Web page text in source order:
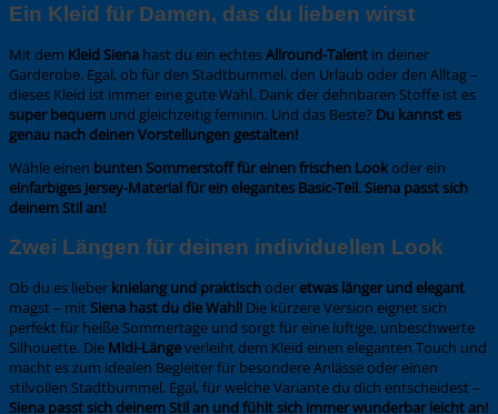
Ein Kleid für Damen, das du lieben wirst
Mit dem Kleid Siena hast du ein echtesAllround-Talent in deiner
Garderobe. Egal, ob für den Stadtbummel, den Urlaub oder den Alltag –
dieses Kleid ist immer eine gute Wahl. Dank der dehnbaren Stoffe ist es
super bequem und gleichzeitig feminin. Und das Beste? Du kannst es
genau nach deinen Vorstellungen gestalten!
Wähle einen bunten Sommerstoff für einen frischen Lookoder ein
einfarbiges Jersey-Material für ein elegantes Basic-Teil.Siena passt sich
deinem Stil an!
Zwei Längen für deinen individuellen Look
Ob du es lieber knielang und praktischoderetwas länger und elegant
magst – mitSiena hast du die Wahl! Die kürzere Version eignet sich
perfekt für heiße Sommertage und sorgt für eine luftige, unbeschwerte
Silhouette. Die Midi-Längeverleiht dem Kleid einen eleganten Touch und
macht es zum idealen Begleiter für besondere Anlässe oder einen
stilvollen Stadtbummel. Egal, für welche Variante du dich entscheidest –
Siena passt sich deinem Stil an und fühlt sich immer wunderbar leicht an!